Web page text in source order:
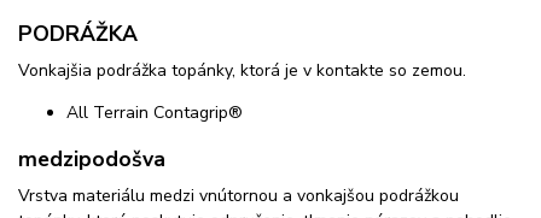
PODRÁŽKA
Vonkajšia podrážka topánky, ktorá je v kontakte so zemou.
All Terrain Contagrip®
medzipodošva
Vrstva materiálu medzi vnútornou a vonkajšou podrážkou